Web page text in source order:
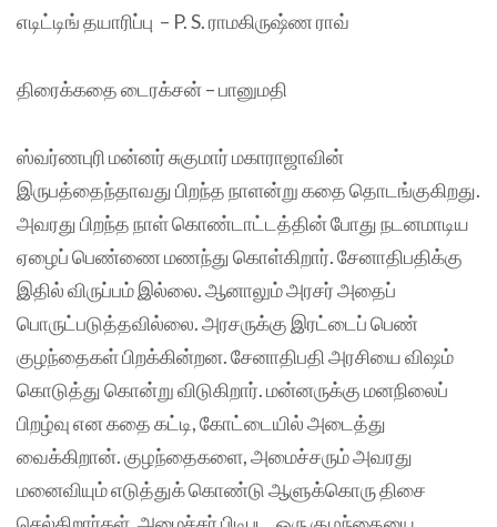
எடிட்டிங் தயாரிப்பு – P. S. ராமகிருஷ்ண ராவ்
திரைக்கதை டைரக்சன் – பானுமதி
ஸ்வர்ணபுரி மன்னர் சுகுமார் மகாராஜாவின்
இருபத்தைந்தாவது பிறந்த நாளன்று கதை தொடங்குகிறது.
அவரது பிறந்த நாள் கொண்டாட்டத்தின் போது நடனமாடிய
ஏழைப் பெண்ணை மணந்து கொள்கிறார். சேனாதிபதிக்கு
இதில் விருப்பம் இல்லை. ஆனாலும் அரசர் அதைப்
பொருட்படுத்தவில்லை. அரசருக்கு இரட்டைப் பெண்
குழந்தைகள் பிறக்கின்றன. சேனாதிபதி அரசியை விஷம்
கொடுத்து கொன்று விடுகிறார். மன்னருக்கு மனநிலைப்
பிறழ்வு என கதை கட்டி, கோட்டையில் அடைத்து
வைக்கிறான். குழந்தைகளை, அமைச்சரும் அவரது
மனைவியும் எடுத்துக் கொண்டு ஆளுக்கொரு திசை
செல்கிறார்கள். அமைச்சர் பிடிபட, ஒரு குழந்தையை